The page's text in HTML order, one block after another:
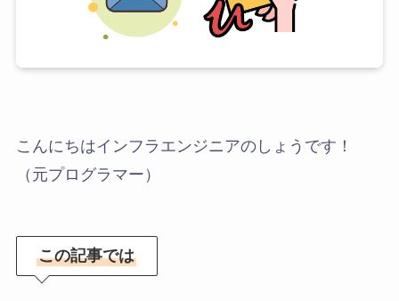
こんにちはインフラエンジニアのしょうです！
（元プログラマー）
この記事では